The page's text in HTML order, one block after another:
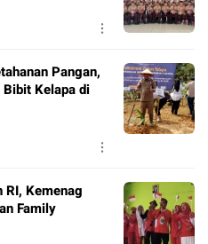
Pangan,
Kelapa di
RI, Kemenag
Family